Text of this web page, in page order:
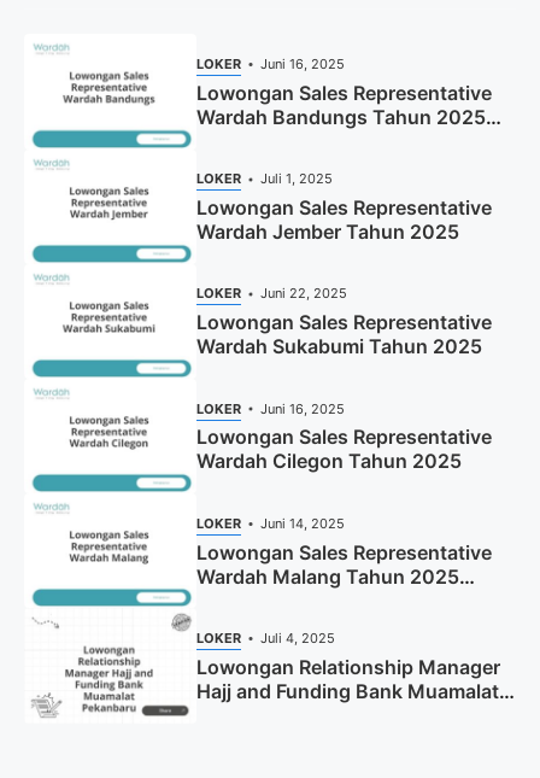
LOKER Juni 16, 2025
Lowongan Sales Representative
Wardah Bandungs Tahun 2025
LOKER Juli 1, 2025
Lowongan Sales Representative
Wardah Jember Tahun 2025
LOKER Juni 22, 2025
Lowongan Sales Representative
Wardah Sukabumi Tahun 2025
LOKER Juni 16, 2025
Lowongan Sales Representative
Wardah Cilegon Tahun 2025
LOKER Juni 14, 2025
Lowongan Sales Representative
Wardah Malang Tahun 2025
LOKER Juli 4, 2025
Lowongan Relationship Manager
Hajj and Funding Bank Muamalat